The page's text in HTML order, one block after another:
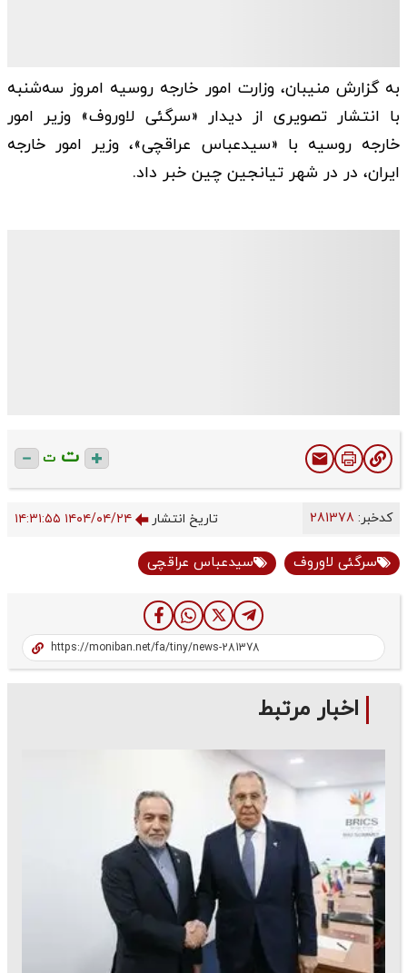
به گزارش منیبان، وزارت امور خارجه روسیه امروز سه‌شنبه
با انتشار تصویری از دیدار «سرگئی لاوروف» وزیر امور
خارجه روسیه با «سیدعباس عراقچی»، وزیر امور خارجه
ایران، در در شهر تیانجین چین خبر داد.
ت ت
کدخبر: تاریخ انتشار ۱۴۰۴/۰۴/۲۴ ۱۴:۳۱:۵۵
سرگئی لاوروف سیدعباس عراقچی
اخبار مرتبط